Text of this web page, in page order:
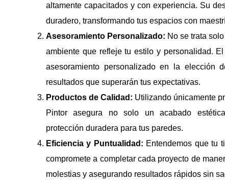
altamente capacitados y con experiencia. Su
duradero, transformando tus espacios con
Asesoramiento Personalizado: No se trata
ambiente que refleje tu estilo y personalidad.
asesoramiento personalizado en la elección
resultados que superarán tus expectativas.
Productos de Calidad: Utilizando únicamente
Pintor asegura no solo un acabado
protección duradera para tus paredes.
Eficiencia y Puntualidad: Entendemos que tu
compromete a completar cada proyecto de
molestias y asegurando resultados rápidos sin